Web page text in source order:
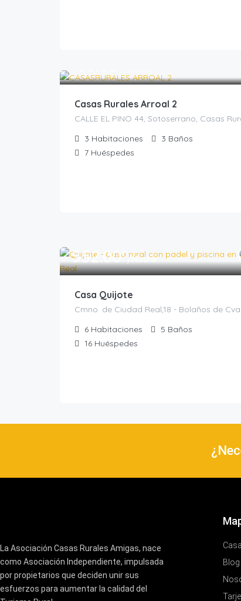
Casas Rurales Arroal 2
3 Habitaciones 3 Baños
7 Huéspedes
552.00€ /Noche
Casa Quijote
6 Habitaciones 5 Baños
16 Huéspedes
La Asociación Casas Rurales Amigas, nace
como Asociación Independiente, impulsada
por propietarios que deciden unir sus
esfuerzos para aumentar la calidad del
Blog